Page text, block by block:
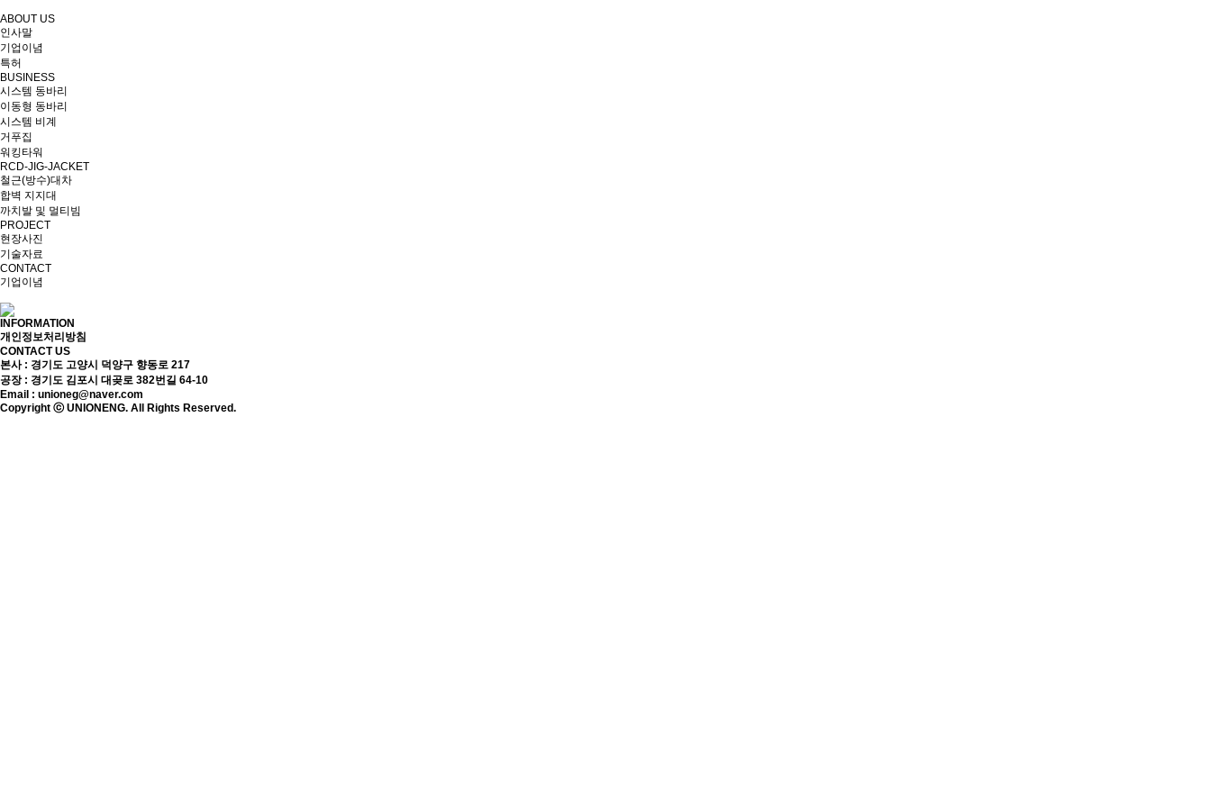
ABOUT US
인사말
기업이념
특허
BUSINESS
시스템 동바리
이동형 동바리
시스템 비계
거푸집
워킹타워
RCD-JIG-JACKET
철근(방수)대차
합벽 지지대
까치발 및 멀티빔
PROJECT
현장사진
기술자료
CONTACT
기업이념
INFORMATION
개인정보처리방침
CONTACT US
본사 : 경기도 고양시 덕양구 향동로 217
공장 : 경기도 김포시 대곶로 382번길 64-10
Email : unioneg@naver.com
Copyright ⓒ UNIONENG. All Rights Reserved.